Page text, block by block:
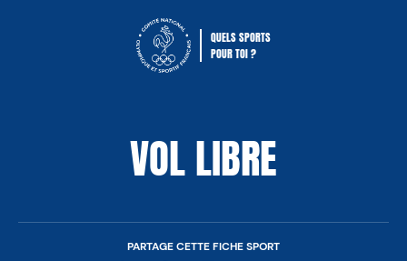
Comité National Olympique Sportif
QUELS SPORTS
POUR TOI ?
VOL LIBRE
PARTAGE CETTE FICHE SPORT